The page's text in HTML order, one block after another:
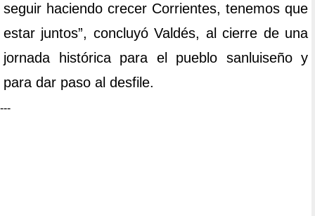
seguir haciendo crecer Corrientes, tenemos que
estar juntos”, concluyó Valdés, al cierre de una
jornada histórica para el pueblo sanluiseño y
para dar paso al desfile.
---